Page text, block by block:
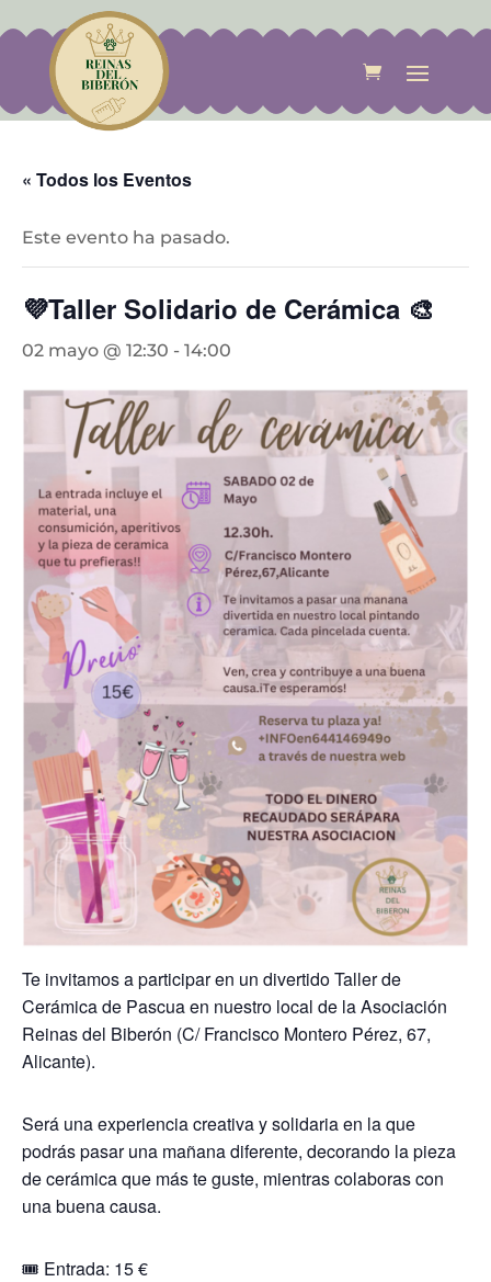
« Todos los Eventos
Este evento ha pasado.
💜Taller Solidario de Cerámica 🎨
02 mayo @ 12:30 - 14:00
Te invitamos a participar en un divertido Taller de
Cerámica de Pascua en nuestro local de la Asociación
Reinas del Biberón (C/ Francisco Montero Pérez, 67,
Alicante).
Será una experiencia creativa y solidaria en la que
podrás pasar una mañana diferente, decorando la pieza
de cerámica que más te guste, mientras colaboras con
una buena causa.
🎟️ Entrada: 15 €